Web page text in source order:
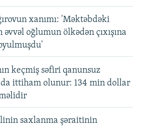
xanımı: 'Məktəbdəki
əvvəl oğlumun ölkədən çıxışına
keçmiş səfiri qanunsuz
ittiham olunur: 134 min dollar
saxlanma şəraitinin